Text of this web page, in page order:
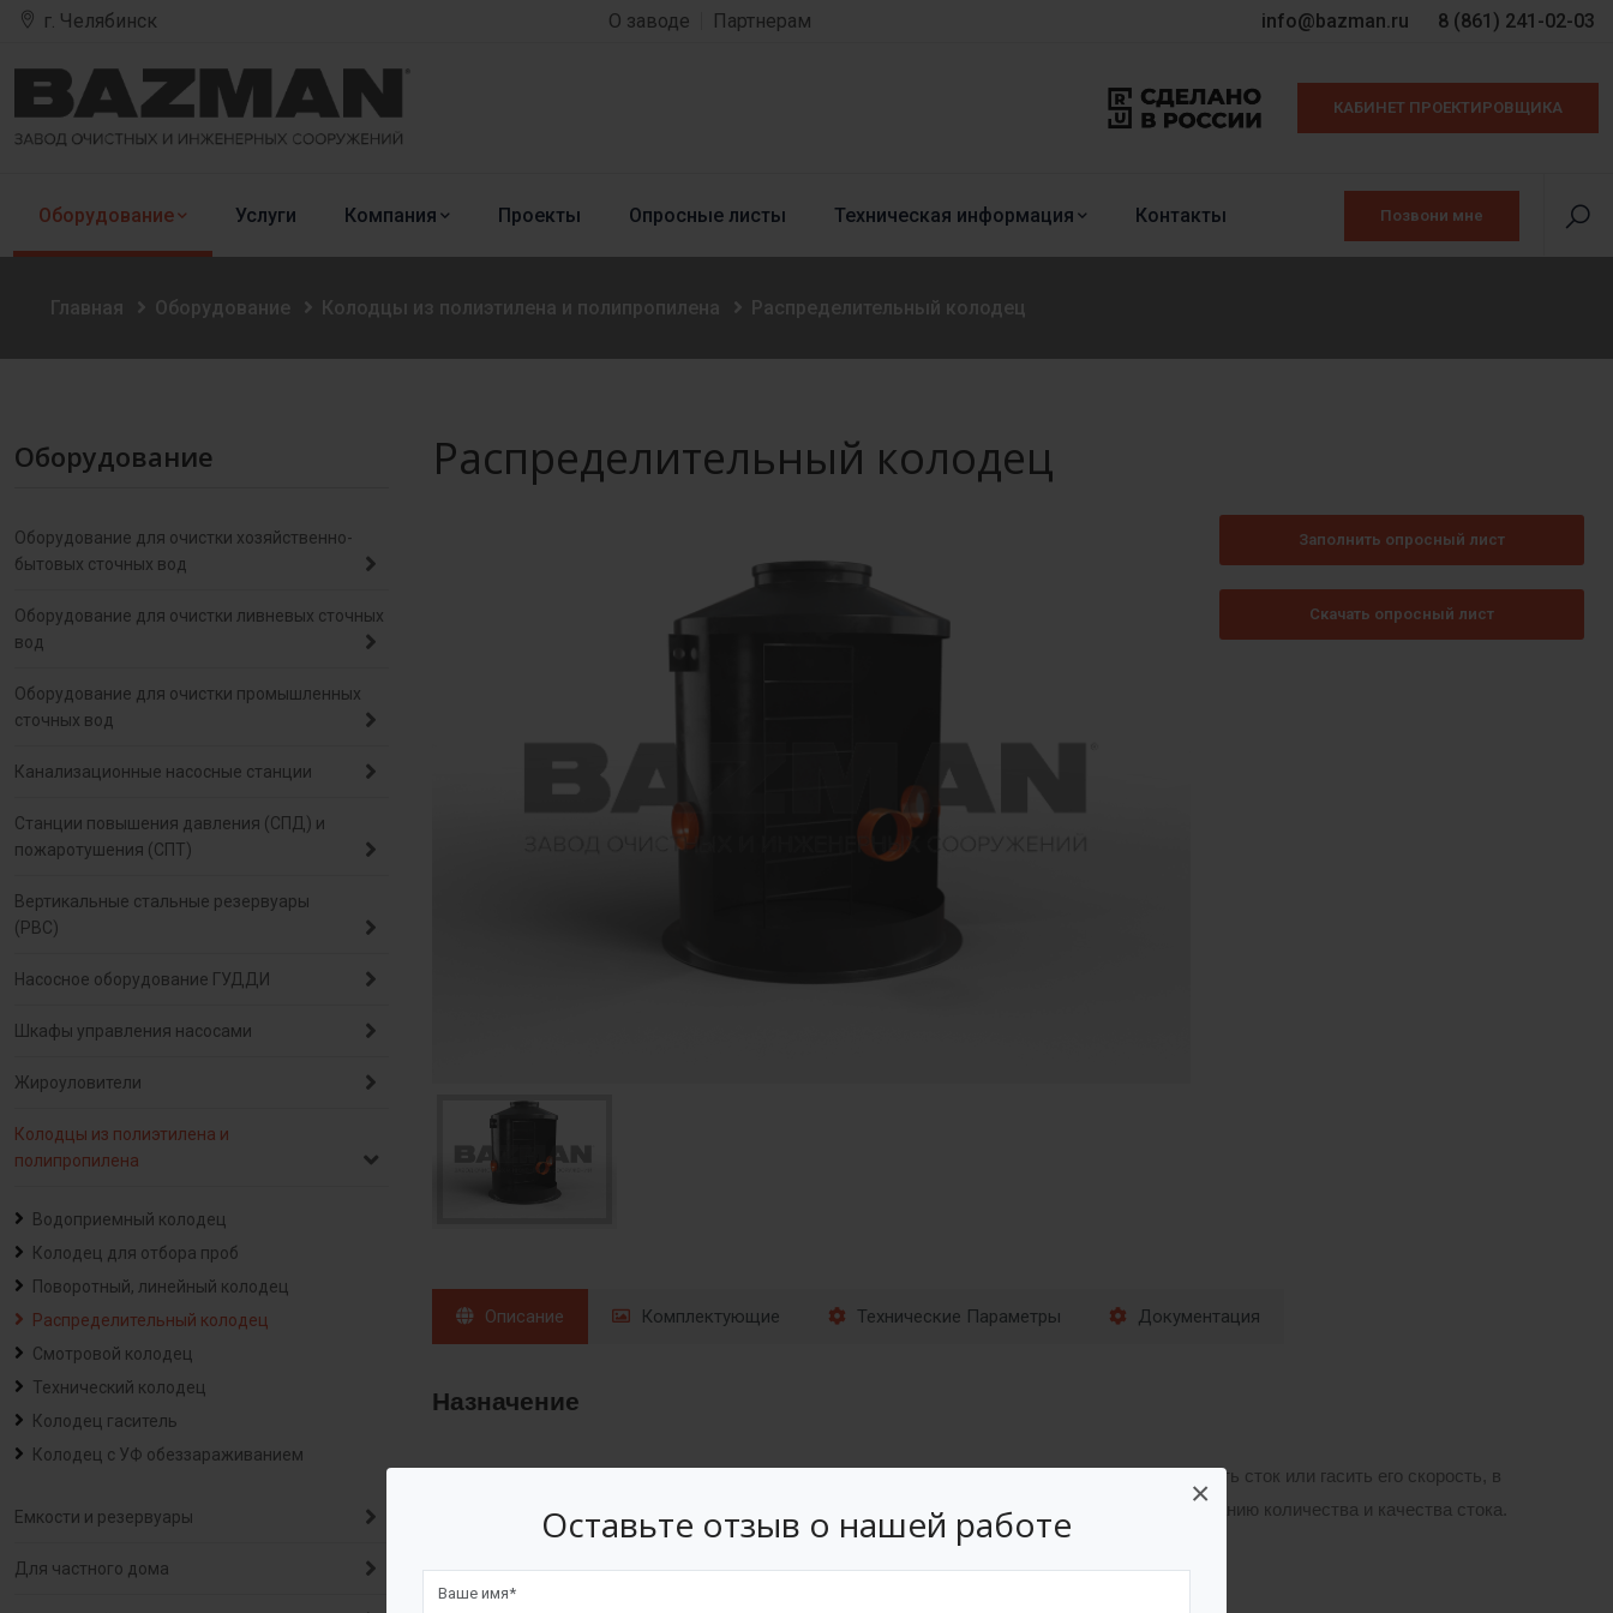
Оставьте отзыв о нашей работе
×
г. Челябинск О заводе Партнерам info@bazman.ru 8 (861) 241-02-03
КАБИНЕТ ПРОЕКТИРОВЩИКА
Оборудование Услуги Компания Проекты Опросные листы Техническая информация Контакты Позвони мне
Главная Оборудование Колодцы из полиэтилена и полипропилена Распределительный колодец
Оборудование
Оборудование для очистки хозяйственно-
бытовых сточных вод
Оборудование для очистки ливневых сточных
вод
Оборудование для очистки промышленных
сточных вод
Канализационные насосные станции
Станции повышения давления (СПД) и
пожаротушения (СПТ)
Вертикальные стальные резервуары
(РВС)
Насосное оборудование ГУДДИ
Шкафы управления насосами
Жироуловители
Колодцы из полиэтилена и
полипропилена
Водоприемный колодец
Колодец для отбора проб
Поворотный, линейный колодец
Распределительный колодец
Смотровой колодец
Технический колодец
Колодец гаситель
Колодец с УФ обеззараживанием
Емкости и резервуары
Для частного дома
Распределительный колодец
Заполнить опросный лист
Скачать опросный лист
Описание Комплектующие Технические Параметры Документация
Назначение
Колодцы применяются с различными целями, в зависимости от потребностей. Они могут делить сток или гасить его скорость, в
колодцах может находиться технологическое оборудование, которое способствует регулированию количества и качества стока.
Описание оборудования